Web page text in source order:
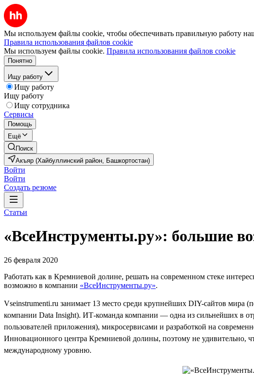
Мы используем файлы cookie, чтобы обеспечивать правильную работу
Правила использования файлов cookie
Мы используем файлы cookie. Правила использования файлов cookie
Понятно
Ищу работу
Ищу работу
Ищу работу
Ищу сотрудника
Сервисы
Помощь
Ещё
Поиск
Акъяр (Хайбуллинский район, Башкортостан)
Войти
Войти
Создать резюме
Статьи
«ВсеИнструменты.ру»: большие
26 февраля 2020
Работать как в Кремниевой долине, решать на современном стеке
возможно в компании «ВсеИнструменты.ру».
Vseinstrumenti.ru занимает 13 место среди крупнейших DIY-сайтов
компании Data Insight). ИТ-команда компании — одна из сильнейших в
пользователей приложения), микросервисами и разработкой на
Инновационного центра Кремниевой долины, поэтому не удивительно,
международному уровню.